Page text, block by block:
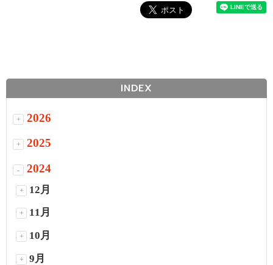
INDEX
+ 2026
+ 2025
- 2024
+ 12月
+ 11月
+ 10月
+ 9月